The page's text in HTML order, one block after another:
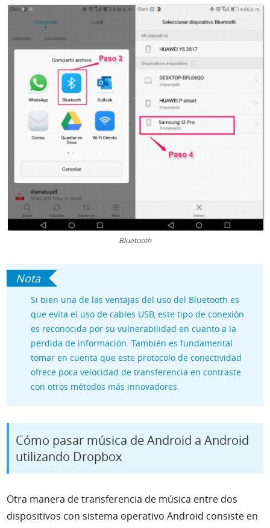
Bluetooth
Si bien una de las ventajas del uso del Bluetooth es
que evita el uso de cables USB, este tipo de conexión
es reconocida por su vulnerabilidad en cuanto a la
pérdida de información. También es fundamental
tomar en cuenta que este protocolo de conectividad
ofrece poca velocidad de transferencia en contraste
con otros métodos más innovadores.
Cómo pasar música de Android a Android
utilizando Dropbox
Otra manera de transferencia de música entre dos
dispositivos con sistema operativo Android consiste en